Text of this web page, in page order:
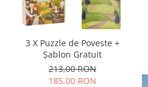
3 X Puzzle de Poveste +
Șablon Gratuit
213,00 RON
185,00 RON